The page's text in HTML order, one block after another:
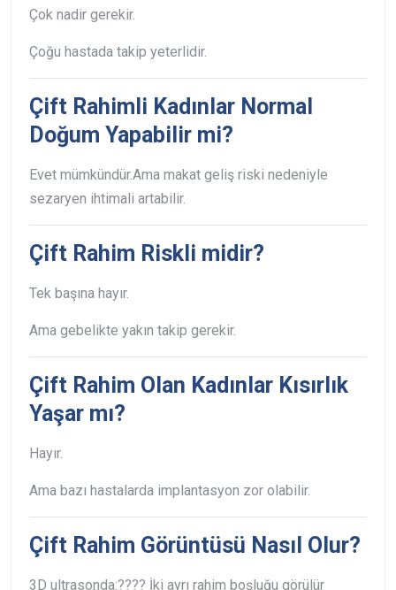
Çok nadir gerekir.
Çoğu hastada takip yeterlidir.
Çift Rahimli Kadınlar Normal
Doğum Yapabilir mi?
Evet mümkündür.Ama makat geliş riski nedeniyle
sezaryen ihtimali artabilir.
Çift Rahim Riskli midir?
Tek başına hayır.
Ama gebelikte yakın takip gerekir.
Çift Rahim Olan Kadınlar Kısırlık
Yaşar mı?
Hayır.
Ama bazı hastalarda implantasyon zor olabilir.
Çift Rahim Görüntüsü Nasıl Olur?
3D ultrasonda:???? İki ayrı rahim boşluğu görülür